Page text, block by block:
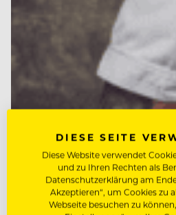
Marcus Langer
DIESE SEITE
Diese Website verwendet
und zu Ihren Rechten als
Datenschutzerklärung am
Akzeptieren“, um Cookies zu
Webseite besuchen zu